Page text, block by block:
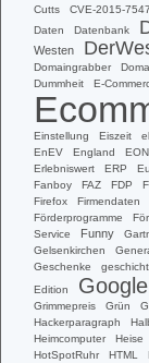
Cutts CVE-2015-7547
Daten
Datenbank
Westen
Domaingrabber
Dummheit
E-
Einstellung
Eiszeit
EnEV
England EON
Erlebniswert
ERP
Fanboy
FAZ FDP
Firefox
Firmendaten
Förderprogramme
Service
Funny
Gelsenkirchen
Geschenke
Edition
Google
Grimmepreis
Grün
Hackerparagraph
Heimcomputer
Heise
HotSpotRuhr HTML